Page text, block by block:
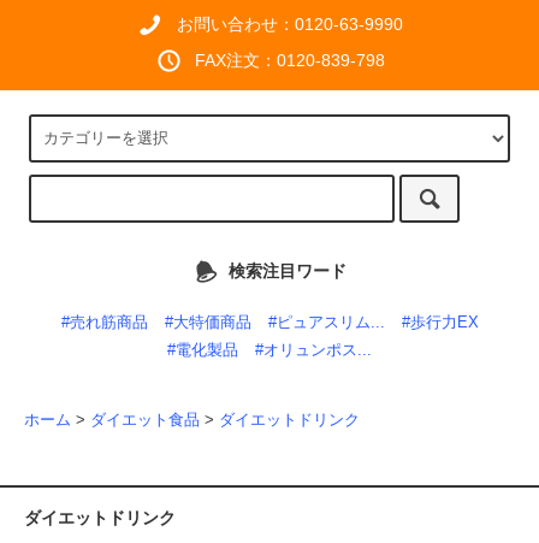
お問い合わせ：0120-63-9990
FAX注文：0120-839-798
検索注目ワード
#売れ筋商品 #大特価商品 #ピュアスリム...
#歩行力EX
#電化製品
#オリュンポス...
ホーム > ダイエット食品 > ダイエットドリンク
ダイエットドリンク